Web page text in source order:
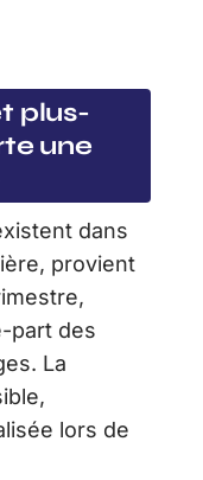
plus-
une
dans
provient
part des
La
lors de